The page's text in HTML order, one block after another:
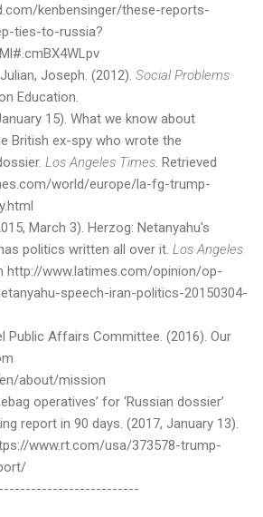
kenbensinger/these-reports-
ties-to-russia?
Joseph. (2012). Social Problems
Education.
15). What we know about
British ex-spy who wrote the
Los Angeles Times. Retrieved
world/europe/la-fg-trump-
March 3). Herzog: Netanyahu's
politics written all over it. Los Angeles
http://www.latimes.com/opinion/op-
speech-iran-politics-20150304-
Public Affairs Committee. (2016). Our
about/mission
operatives’ for ‘Russian dossier’
report in 90 days. (2017, January 13).
www.rt.com/usa/373578-trump-